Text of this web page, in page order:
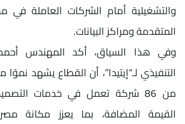
والتشغيلية أمام الشركات العاملة في
المتقدمة ومراكز البيانات.
وفي هذا السياق، أكد المهندس
التنفيذي لـ“إيتيدا”، أن القطاع يشهد
من 86 شركة تعمل في خدمات
القيمة المضافة، بما يعزز مكانة